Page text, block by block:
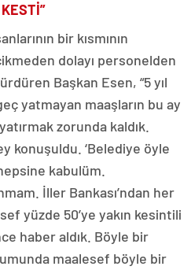
bir kısmının
dolayı personelden
Başkan Esen, “5 yıl
yatmayan maaşların bu ay
zorunda kaldık.
konuşuldu. ‘Belediye öyle
kabulüm.
İller Bankası’ndan her
yüzde 50’ye yakın kesintili
haber aldık. Böyle bir
maalesef böyle bir